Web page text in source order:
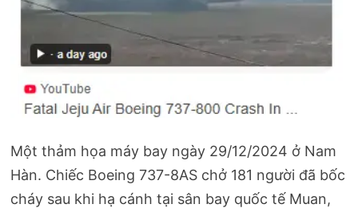
Một thảm họa máy bay ngày 29/12/2024 ở Nam
Hàn. Chiếc Boeing 737-8AS chở 181 người đã bốc
cháy sau khi hạ cánh tại sân bay quốc tế Muan,